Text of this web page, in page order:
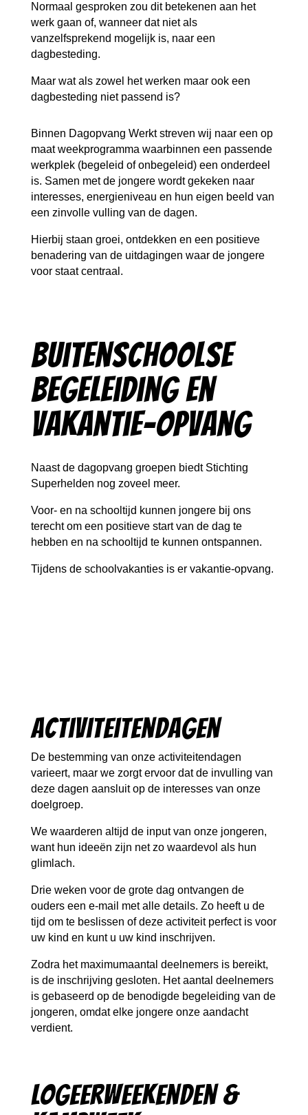
Normaal gesproken zou dit betekenen aan het
werk gaan of, wanneer dat niet als
vanzelfsprekend mogelijk is, naar een
dagbesteding.
Maar wat als zowel het werken maar ook een
dagbesteding niet passend is?
Binnen Dagopvang Werkt streven wij naar een op
maat weekprogramma waarbinnen een passende
werkplek (begeleid of onbegeleid) een onderdeel
is. Samen met de jongere wordt gekeken naar
interesses, energieniveau en hun eigen beeld van
een zinvolle vulling van de dagen.
Hierbij staan groei, ontdekken en een positieve
benadering van de uitdagingen waar de jongere
voor staat centraal.
Buitenschoolse
begeleiding en
vakantie-opvang
Naast de dagopvang groepen biedt Stichting
Superhelden nog zoveel meer.
Voor- en na schooltijd kunnen jongere bij ons
terecht om een positieve start van de dag te
hebben en na schooltijd te kunnen ontspannen.
Tijdens de schoolvakanties is er vakantie-opvang.
Activiteitendagen
De bestemming van onze activiteitendagen
varieert, maar we zorgt ervoor dat de invulling van
deze dagen aansluit op de interesses van onze
doelgroep.
We waarderen altijd de input van onze jongeren,
want hun ideeën zijn net zo waardevol als hun
glimlach.
Drie weken voor de grote dag ontvangen de
ouders een e-mail met alle details. Zo heeft u de
tijd om te beslissen of deze activiteit perfect is voor
uw kind en kunt u uw kind inschrijven.
Zodra het maximumaantal deelnemers is bereikt,
is de inschrijving gesloten. Het aantal deelnemers
is gebaseerd op de benodigde begeleiding van de
jongeren, omdat elke jongere onze aandacht
verdient.
Logeerweekenden &